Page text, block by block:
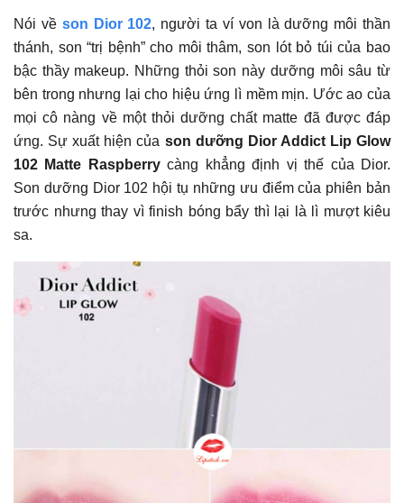
Nói về son Dior 102, người ta ví von là dưỡng môi thần
thánh, son “trị bệnh” cho môi thâm, son lót bỏ túi của bao
bậc thầy makeup. Những thỏi son này dưỡng môi sâu từ
bên trong nhưng lại cho hiệu ứng lì mềm mịn. Ước ao của
mọi cô nàng về một thỏi dưỡng chất matte đã được đáp
ứng. Sự xuất hiện của son dưỡng Dior Addict Lip Glow
102 Matte Raspberrycàng khẳng định vị thế của Dior.
Son dưỡng Dior 102 hội tụ những ưu điểm của phiên bản
trước nhưng thay vì finish bóng bẩy thì lại là lì mượt kiêu
sa.